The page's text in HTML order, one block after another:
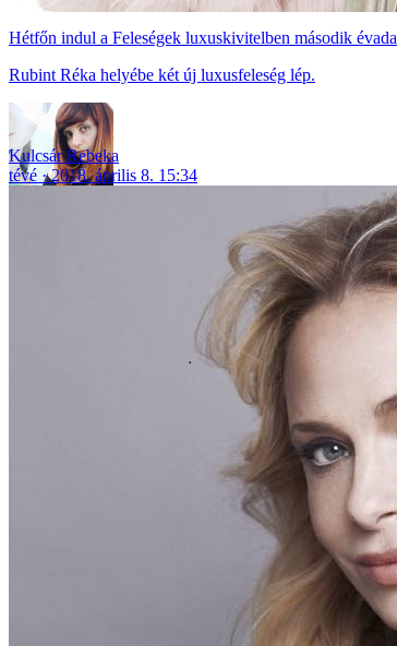
Hétfőn indul a Feleségek luxuskivitelben második évada
Rubint Réka helyébe két új luxusfeleség lép.
Kulcsár Rebeka
tévé
2018. április 8. 15:34